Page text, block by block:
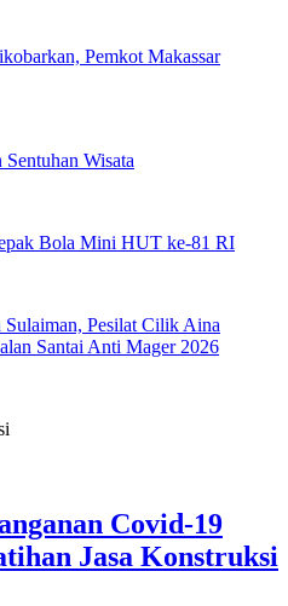
Pemkot Makassar
Wisata
Bola Mini HUT ke-81 RI
Pesilat Cilik Aina
Santai Anti Mager 2026
Covid-19
Jasa Konstruksi